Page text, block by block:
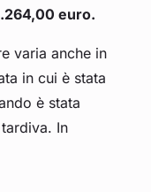
euro.
varia anche in
in cui è stata
è stata
In